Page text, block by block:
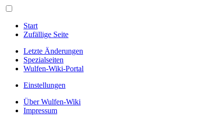
Start
Zufällige Seite
Letzte Änderungen
Spezialseiten
Wulfen-Wiki-Portal
Einstellungen
Über Wulfen-Wiki
Impressum